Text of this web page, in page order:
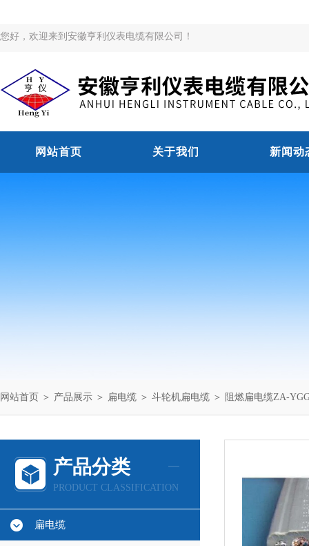
您好，欢迎来到安徽亨利仪表电缆有限公司！
网站首页 关于我们 新闻动
网站首页 ＞ 产品展示 ＞ 扁电缆 ＞ 斗轮机扁电缆 ＞ 阻燃扁电缆ZA-
产品分类
PRODUCT CLASSIFICATION
扁电缆